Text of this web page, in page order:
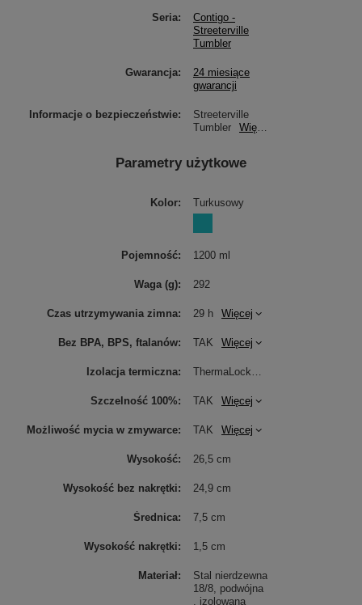
Seria
Contigo -
Streeterville
Tumbler
Gwarancja
24 miesiące
gwarancji
Informacje o bezpieczeństwie
Streeterville
Tumbler
Więcej
Parametry użytkowe
Kolor Turkusowy
Pojemność 1200 ml
Waga (g) 292
Czas utrzymywania zimna 29 h Więcej
Bez BPA, BPS, ftalanów TAK Więcej
Izolacja termiczna
Szczelność 100% TAK Więcej
Możliwość mycia w zmywarce TAK Więcej
Wysokość 26,5 cm
Wysokość bez nakrętki 24,9 cm
Średnica 7,5 cm
Wysokość nakrętki 1,5 cm
Materiał
Stal nierdzewna
18/8, podwójna
, izolowana